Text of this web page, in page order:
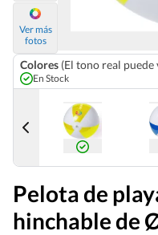
Ver más
fotos
Colores (El tono real
En Stock
Pelota de
hinchable de